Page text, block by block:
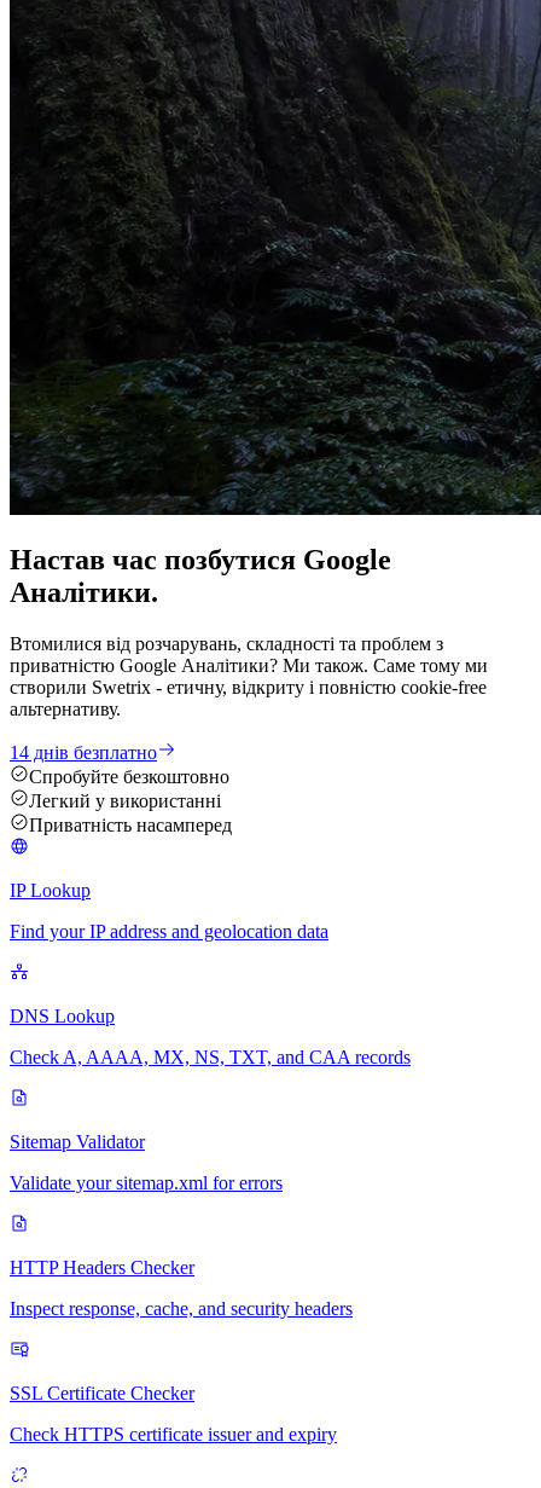
Настав час позбутися Google
Аналітики.
Втомилися від розчарувань, складності та проблем з
приватністю Google Аналітики? Ми також. Саме тому ми
створили Swetrix - етичну, відкриту і повністю cookie-free
альтернативу.
14 днів безплатно
Спробуйте безкоштовно
Легкий у використанні
Приватність насамперед
IP Lookup
Find your IP address and geolocation data
DNS Lookup
Check A, AAAA, MX, NS, TXT, and CAA records
Sitemap Validator
Validate your sitemap.xml for errors
HTTP Headers Checker
Inspect response, cache, and security headers
SSL Certificate Checker
Check HTTPS certificate issuer and expiry